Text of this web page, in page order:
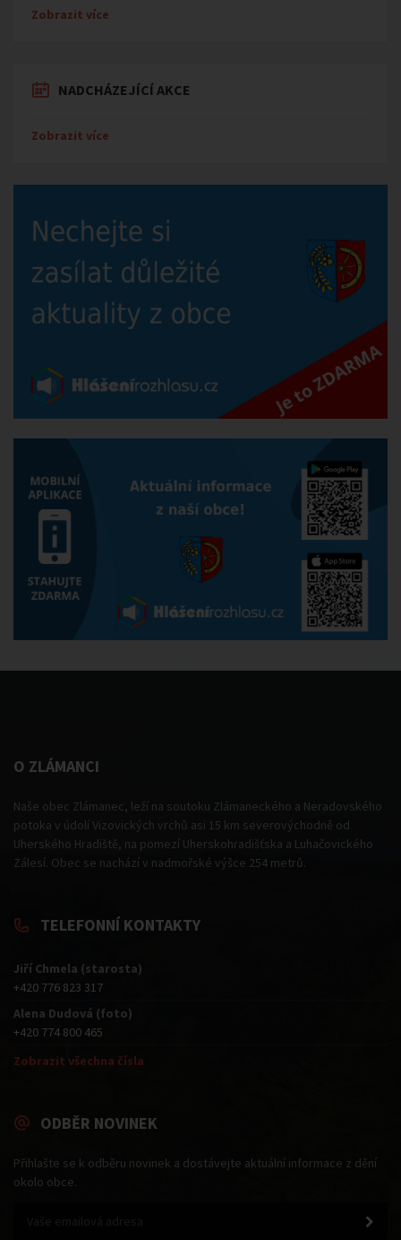
Zobrazit více
NADCHÁZEJÍCÍ AKCE
Zobrazit více
O ZLÁMANCI
Naše obec Zlámanec, leží na soutoku Zlámaneckého a Neradovského
potoka v údolí Vizovických vrchů asi 15 km severovýchodně od
Uherského Hradiště, na pomezí Uherskohradišťska a Luhačovického
Zálesí. Obec se nachází v nadmořské výšce 254 metrů.
TELEFONNÍ KONTAKTY
Jiří Chmela (starosta)
+420 776 823 317
Alena Dudová (foto)
+420 774 800 465
Zobrazit všechna čísla
ODBĚR NOVINEK
Přihlašte se k odběru novinek a dostávejte aktuální informace z dění
okolo obce.